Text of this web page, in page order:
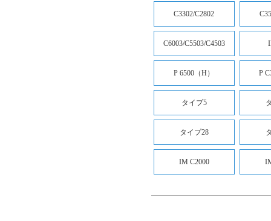
C3302/C2802
C6003/C5503/C4503
P 6500（H） P
タイプ5
タイプ28
IM C2000